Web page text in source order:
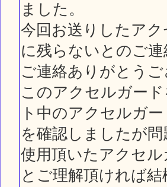
ました。
今回お送りしたア
に残らないとのご
ご連絡ありがとう
このアクセルガー
ト中のアクセルガ
を確認しましたが
使用頂いたアクセ
とご理解頂ければ